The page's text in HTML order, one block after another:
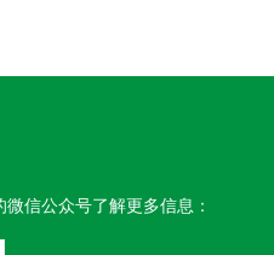
信公众号了解更多信息：